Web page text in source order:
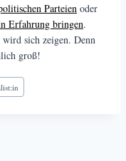
Parteien oder
Erfahrung bringen.
sich zeigen. Denn
groß!